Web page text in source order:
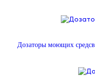
Дозаторы моющих средсв